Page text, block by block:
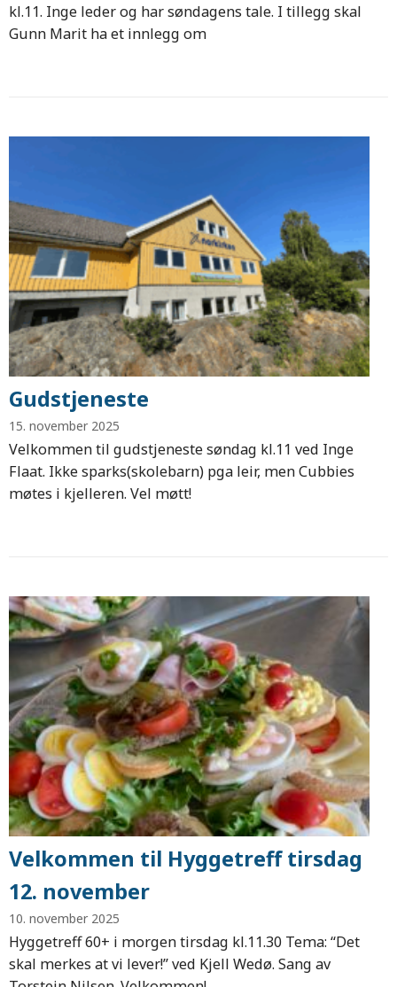
kl.11. Inge leder og har søndagens tale. I tillegg skal
Gunn Marit ha et innlegg om
Gudstjeneste
15. november 2025
Velkommen til gudstjeneste søndag kl.11 ved Inge
Flaat. Ikke sparks(skolebarn) pga leir, men Cubbies
møtes i kjelleren. Vel møtt!
Velkommen til Hyggetreff tirsdag
12. november
10. november 2025
Hyggetreff 60+ i morgen tirsdag kl.11.30 Tema: “Det
skal merkes at vi lever!” ved Kjell Wedø. Sang av